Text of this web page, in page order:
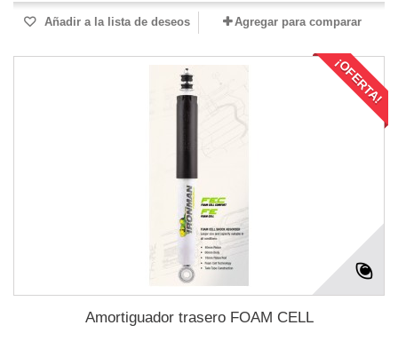
Añadir a la lista de deseos Agregar para comparar
¡OFERTA!
Amortiguador trasero FOAM CELL